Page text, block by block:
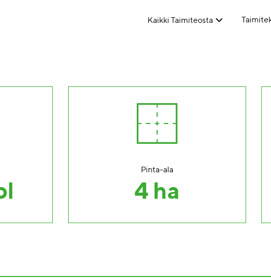
Kaikki Taimiteosta
Pinta-ala
4 ha